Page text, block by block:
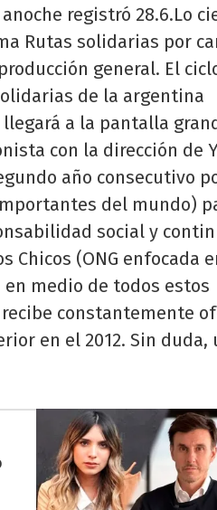
registró 28.6.Lo
Rutas solidarias por
general. El
de la argentina
a la pantalla
con la dirección de
año consecutivo
del mundo)
social y
Chicos (ONG enfocada
medio de todos estos
constantemente
en el 2012. Sin duda,